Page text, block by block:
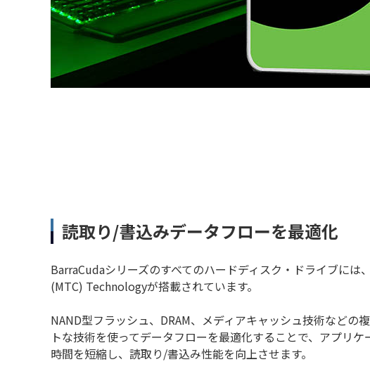
読取り/書込みデータフローを最適化
BarraCudaシリーズのすべてのハードディスク・ドライブに
(MTC) Technologyが搭載されています。
NAND型フラッシュ、DRAM、メディアキャッシュ技術などの
トな技術を使ってデータフローを最適化することで、アプリ
時間を短縮し、読取り/書込み性能を向上させます。